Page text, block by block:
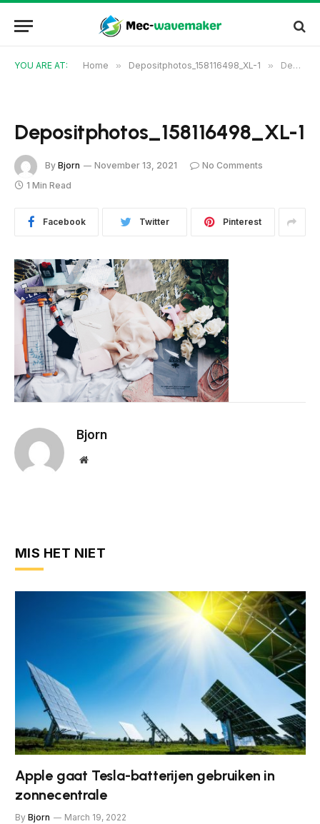
YOU ARE AT: Home » Depositphotos_158116498_XL-1 » Depositphotos_158116498_XL-1
Depositphotos_158116498_XL-1
By Bjorn November 13, 2021
No Comments
1 Min Read
Facebook Twitter Pinterest
Bjorn
Website
MIS HET NIET
Apple gaat Tesla-batterijen gebruiken in
zonnecentrale
By Bjorn March 19, 2022